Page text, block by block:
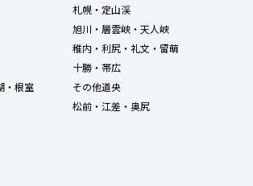
札幌・定山渓
旭川・層雲峡・天人峡
稚内・利尻・礼文・留萌
十勝・帯広
・根室
その他道央
松前・江差・奥尻